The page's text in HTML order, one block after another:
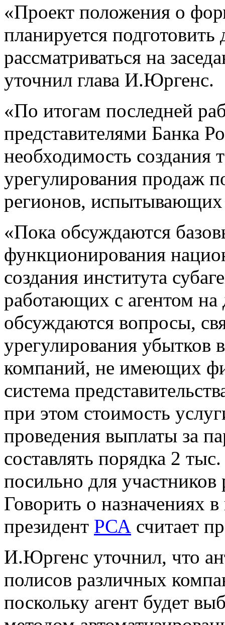
«Проект положения о
планируется
рассматриваться на
уточнил глава И.Юргенс.
«По итогам последней
представителями Банка
необходимость создания
урегулирования продаж
регионов, испытывающих
«Пока обсуждаются
функционирования
создания института
работающих с агентом
обсуждаются вопросы,
урегулирования
компаний, не имеющих
система
при этом стоимость
проведения выплаты за
составлять порядка 2
посильно для
Говорить о назначениях
президент РСА считает
И.Юргенс уточнил, что
полисов различных
поскольку агент будет